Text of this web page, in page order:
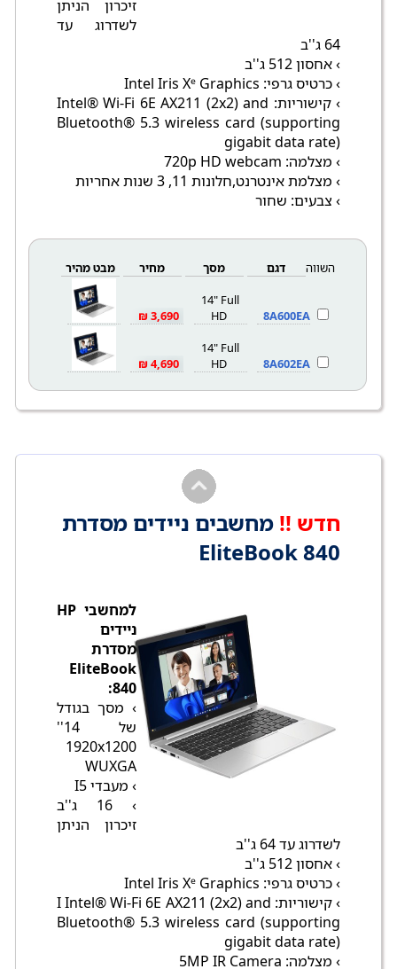
זיכרון הניתן
לשדרוג עד
64 ג''ב
› אחסון 512 ג''ב
› כרטיס גרפי: Intel Iris Xᵉ Graphics
› קישוריות: Intel® Wi-Fi 6E AX211 (2x2) and
Bluetooth® 5.3 wireless card (supporting
gigabit data rate)
› מצלמה: 720p HD webcam
› מצלמת אינטרנט,חלונות 11, 3 שנות אחריות
› צבעים: שחור
השווה דגם מסך מחיר מבט מהיר
8A600EA
14" Full
HD
3,690 ₪
8A602EA
14" Full
HD
4,690 ₪
חדש !! מחשבים ניידים מסדרת
EliteBook 840
למחשבי HP
ניידים
מסדרת
EliteBook
840:
› מסך בגודל
של 14''
1920x1200
WUXGA
› מעבדי I5
› 16 ג''ב
זיכרון הניתן
לשדרוג עד 64 ג''ב
› אחסון 512 ג''ב
› כרטיס גרפי: Intel Iris Xᵉ Graphics
› קישוריות: I Intel® Wi-Fi 6E AX211 (2x2) and
Bluetooth® 5.3 wireless card (supporting
gigabit data rate)
› מצלמה: 5MP IR Camera